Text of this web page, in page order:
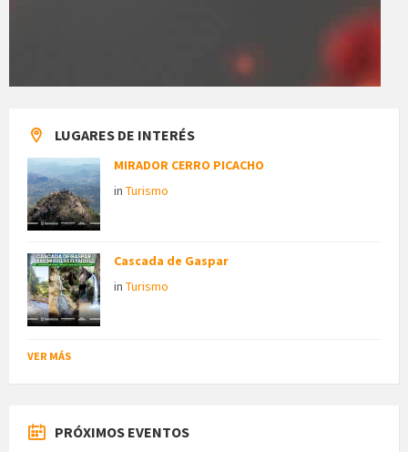
LUGARES DE INTERÉS
MIRADOR CERRO PICACHO
in Turismo
Cascada de Gaspar
in Turismo
VER MÁS
PRÓXIMOS EVENTOS